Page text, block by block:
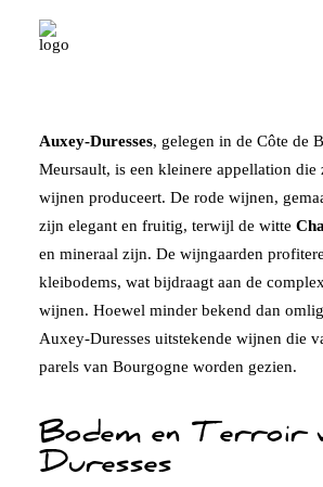
Auxey-
Auxey-Duresses, gelegen in de Côte de
Meursault, is een kleinere appellation die
wijnen produceert. De rode wijnen,
zijn elegant en fruitig, terwijl de witte
en mineraal zijn. De wijngaarden
kleibodems, wat bijdraagt aan de
wijnen. Hoewel minder bekend dan
Auxey-Duresses uitstekende wijnen die
parels van Bourgogne worden gezien.
Bodem en Terroir
Duresses